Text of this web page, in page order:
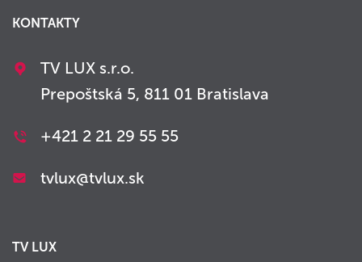
KONTAKTY
TV LUX s.r.o.
Prepoštská 5, 811 01 Bratislava
+421 2 21 29 55 55
tvlux@tvlux.sk
TV LUX